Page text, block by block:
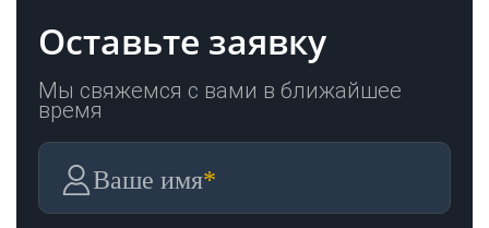
Оставьте заявку
Мы свяжемся с вами в ближайшее
время
Ваше имя*